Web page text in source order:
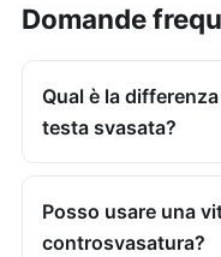
Domande
Qual è la
testa svasata?
Posso usare una
controsvasatura?